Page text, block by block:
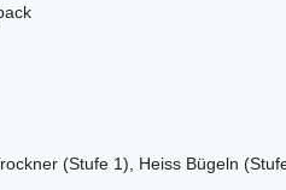
(Stufe 1), Heiss Bügeln